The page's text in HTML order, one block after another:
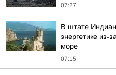
07:27
В штате
энергетике из-
море
07:15